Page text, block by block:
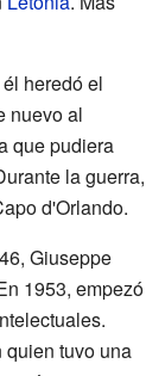
heredó el
nuevo al
que pudiera
la guerra,
d'Orlando.
Giuseppe
1953, empezó
quien tuvo una